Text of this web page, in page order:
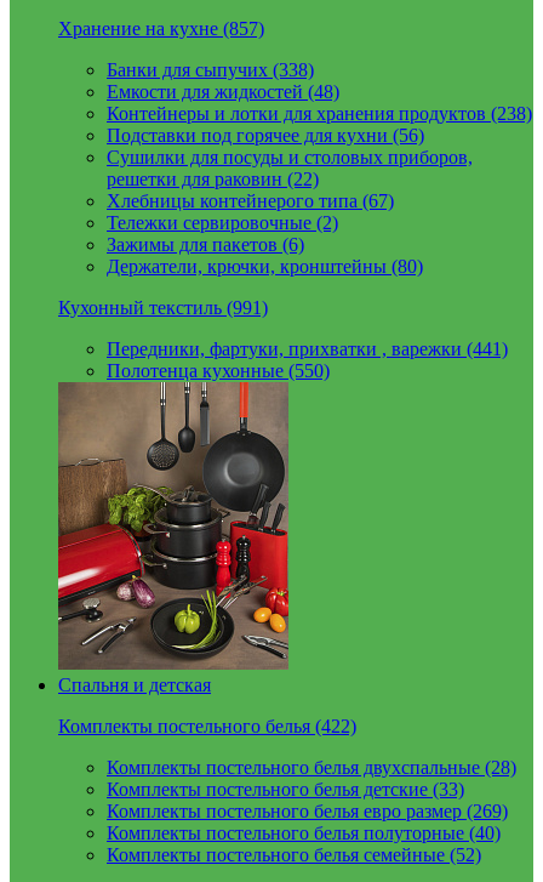
Хранение на кухне (857)
Банки для сыпучих (338)
Емкости для жидкостей (48)
Контейнеры и лотки для хранения продуктов (238)
Подставки под горячее для кухни (56)
Сушилки для посуды и столовых приборов,
решетки для раковин (22)
Хлебницы контейнерого типа (67)
Тележки сервировочные (2)
Зажимы для пакетов (6)
Держатели, крючки, кронштейны (80)
Кухонный текстиль (991)
Передники, фартуки, прихватки , варежки (441)
Полотенца кухонные (550)
Спальня и детская
Комплекты постельного белья (422)
Комплекты постельного белья двухспальные (28)
Комплекты постельного белья детские (33)
Комплекты постельного белья евро размер (269)
Комплекты постельного белья полуторные (40)
Комплекты постельного белья семейные (52)